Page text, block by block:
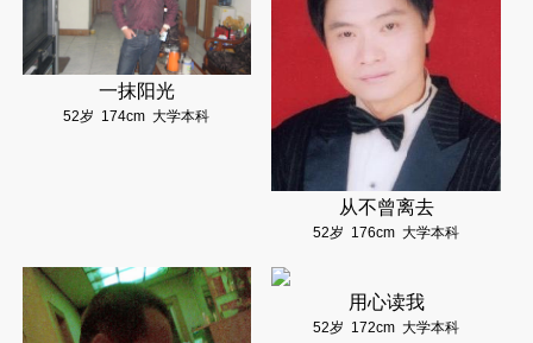
一抹阳光
52岁 174cm 大学本科
从不曾离去
52岁 176cm 大学本科
用心读我
52岁 172cm 大学本科